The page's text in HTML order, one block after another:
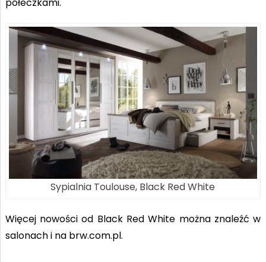
Sypialnia Toulouse, Black Red White
Więcej nowości od Black Red White można znaleźć w
salonach i na brw.com.pl.